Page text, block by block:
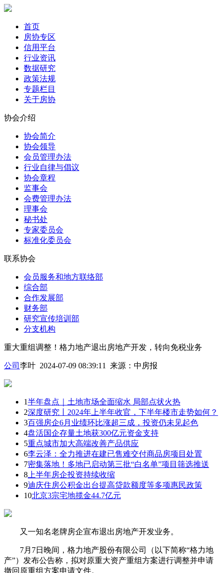
首页
房协专区
信用平台
行业资讯
数据研究
政策法规
专题栏目
关于房协
协会介绍
协会简介
协会领导
会员管理办法
行业自律与倡议
协会章程
监事会
会费管理办法
理事会
秘书处
专家委员会
标准化委员会
联系协会
会员服务和地方联络部
综合部
合作发展部
财务部
研究宣传培训部
分支机构
重大重组调整！格力地产退出房地产开发，转向免税业务
公司 李叶 2024-07-09 08:39:11 来源： 中房报
1半年盘点｜土地市场全面缩水 局部点状火热
2深度研究丨2024年上半年收官，下半年楼市走势如何？
3百强房企6月业绩环比涨超三成，投资仍未见起色
4盘活国企存量土地获300亿元资金支持
5重点城市加大高端改善产品供应
6李云泽：全力推进在建已售难交付商品房项目处置
7密集落地！多地已启动第三批“白名单”项目筛选推送
8 上半年房企投资持续收缩
9迪庆住房公积金出台提高贷款额度等多项惠民政策
10北京3宗宅地揽金44.7亿元
又一知名老牌房企宣布退出房地产开发业务。
7月7日晚间，格力地产股份有限公司（以下简称“格力地
产”）发布公告称，拟对原重大资产重组方案进行调整并申请
撤回原重组方案申请文件。